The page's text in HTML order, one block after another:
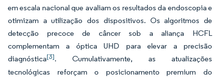
em escala nacional que avaliam os resultados da endoscopia e
otimizam a utilização dos dispositivos. Os algoritmos de
detecção precoce de câncer sob a aliança HCFL
complementam a óptica UHD para elevar a precisão
diagnóstica[3]. Cumulativamente, as atualizações
tecnológicas reforçam o posicionamento premium do